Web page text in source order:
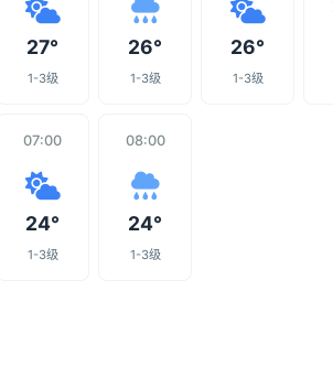
27°
1-3级
26°
1-3级
26°
1-3级
07:00
24°
1-3级
08:00
24°
1-3级